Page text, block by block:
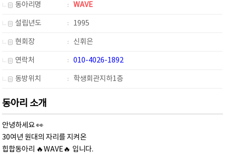
동아리명 WAVE
설립년도 1995
현회장 신휘은
연락처 010-4026-1892
동방위치 학생회관지하1층
동아리 소개
안녕하세요 👀
30여년 원대의 자리를 지켜온
힙합동아리 🔥WAVE🔥 입니다.